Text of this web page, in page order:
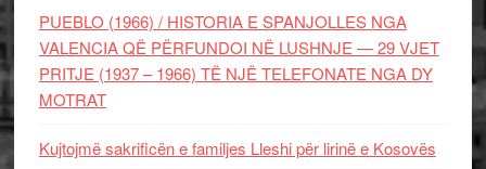
PUEBLO (1966) / HISTORIA E SPANJOLLES NGA
VALENCIA QË PËRFUNDOI NË LUSHNJE — 29 VJET
PRITJE (1937 – 1966) TË NJË TELEFONATE NGA DY
MOTRAT
Kujtojmë sakrificën e familjes Lleshi për lirinë e Kosovës